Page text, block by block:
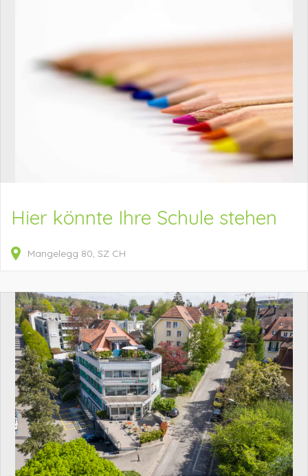
Hier könnte Ihre Schule stehen
Mangelegg 80 SZ CH